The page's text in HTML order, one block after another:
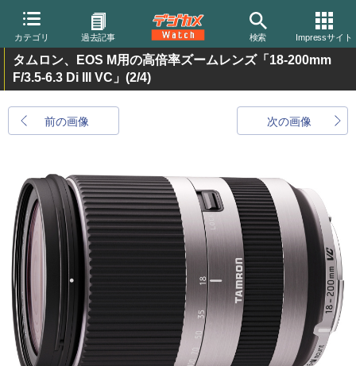
カテゴリ 過去記事 検索 Impressサイト
タムロン、EOS M用の高倍率ズームレンズ「18-200mm
F/3.5-6.3 Di III VC」 (2/4)
前の画像 次の画像